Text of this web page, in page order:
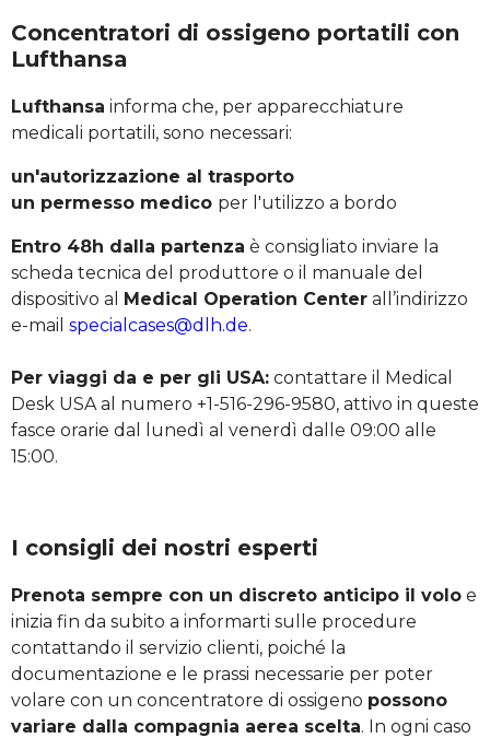
Concentratori di ossigeno portatili con
Lufthansa
Lufthansa informa che, per apparecchiature
medicali portatili, sono necessari:
un'autorizzazione al trasporto
un permesso medico per l'utilizzo a bordo
Entro 48h dalla partenza è consigliato inviare la
scheda tecnica del produttore o il manuale del
dispositivo al
Medical Operation Center all’indirizzo
e-mail specialcases@dlh.de.
Per viaggi da e per gli USA: contattare il Medical
Desk USA al numero +1-516-296-9580, attivo in queste
fasce orarie dal lunedì al venerdì dalle 09:00 alle
15:00.
I consigli dei nostri esperti
Prenota sempre con un discreto anticipo il volo e
inizia fin da subito a informarti sulle procedure
contattando il servizio clienti, poiché la
documentazione e le prassi necessarie per poter
volare con un concentratore di ossigeno possono
variare dalla compagnia aerea scelta. In ogni caso